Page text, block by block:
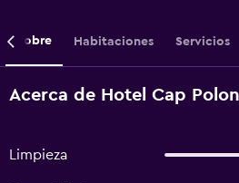
Sobre Habitaciones Servicios
Acerca de Hotel Cap
Limpieza